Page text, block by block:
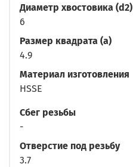
Диаметр хвостовика (d2)
6
Размер квадрата (a)
4.9
Материал изготовления
HSSE
Сбег резьбы
-
Отверстие под резьбу
3.7